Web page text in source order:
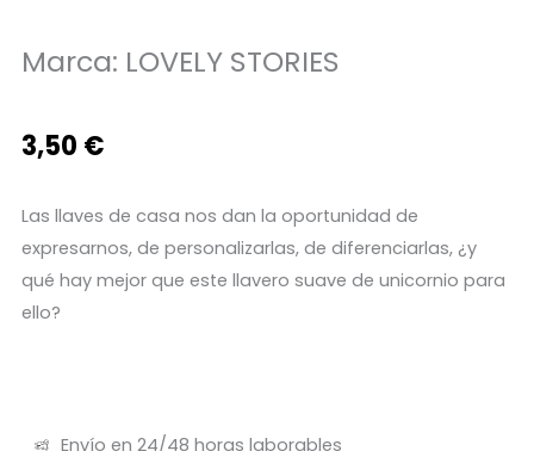
Marca: LOVELY STORIES
3,50 €
Las llaves de casa nos dan la oportunidad de
expresarnos, de personalizarlas, de diferenciarlas, ¿y
qué hay mejor que este llavero suave de unicornio para
ello?
Envío en 24/48 horas laborables